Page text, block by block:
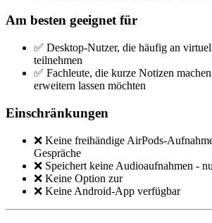
Am besten geeignet für
✅ Desktop-Nutzer, die häufig an
teilnehmen
✅ Fachleute, die kurze Notizen
erweitern lassen möchten
Einschränkungen
❌ Keine freihändige AirPods-
Gespräche
❌ Speichert keine Audioaufnahmen -
❌ Keine Option zur
❌ Keine Android-App verfügbar